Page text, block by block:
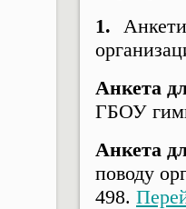
1.
Анкета
ГБОУ
Анкета
поводу
498.